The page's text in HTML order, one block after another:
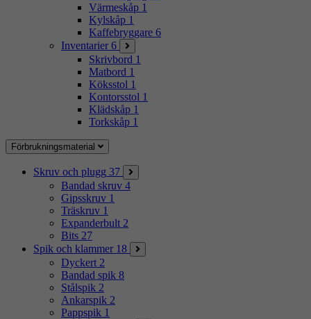
Värmeskåp 1
Kylskåp 1
Kaffebryggare 6
Inventarier 6
Skrivbord 1
Matbord 1
Köksstol 1
Kontorsstol 1
Klädskåp 1
Torkskåp 1
Förbrukningsmaterial
Skruv och plugg 37
Bandad skruv 4
Gipsskruv 1
Träskruv 1
Expanderbult 2
Bits 27
Spik och klammer 18
Dyckert 2
Bandad spik 8
Stålspik 2
Ankarspik 2
Pappspik 1